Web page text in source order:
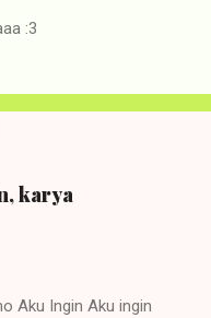
:3
karya
Aku Ingin Aku ingin